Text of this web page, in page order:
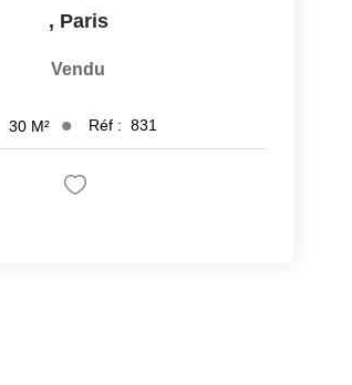
, Paris
Vendu
30 M² Réf : 831